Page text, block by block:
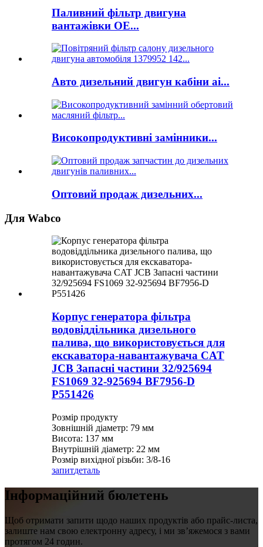
Паливний фільтр двигуна
вантажівки OE...
Авто дизельний двигун кабіни ai...
Високопродуктивні замінники...
Оптовий продаж дизельних...
Для Wabco
Корпус генератора фільтра
водовіддільника дизельного
палива, що використовується для
екскаватора-навантажувача CAT
JCB Запасні частини 32/925694
FS1069 32-925694 BF7956-D
P551426
Розмір продукту
Зовнішній діаметр: 79 мм
Висота: 137 мм
Внутрішній діаметр: 22 мм
Розмір вихідної різьби: 3/8-16
запитдеталь
Інформаційний бюлетень
Щоб отримати запити щодо наших продуктів або прайс-листа,
залиште нам свою електронну адресу, і ми зв’яжемося з вами
протягом 24 годин.